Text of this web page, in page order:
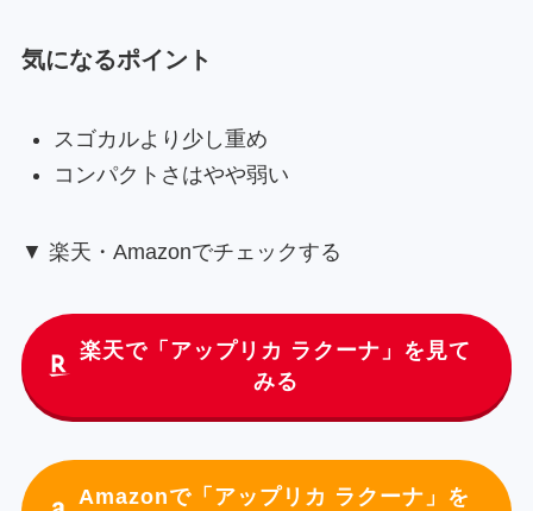
気になるポイント
スゴカルより少し重め
コンパクトさはやや弱い
▼ 楽天・Amazonでチェックする
楽天で「アップリカ ラクーナ」を見て
みる
Amazonで「アップリカ ラクーナ」を